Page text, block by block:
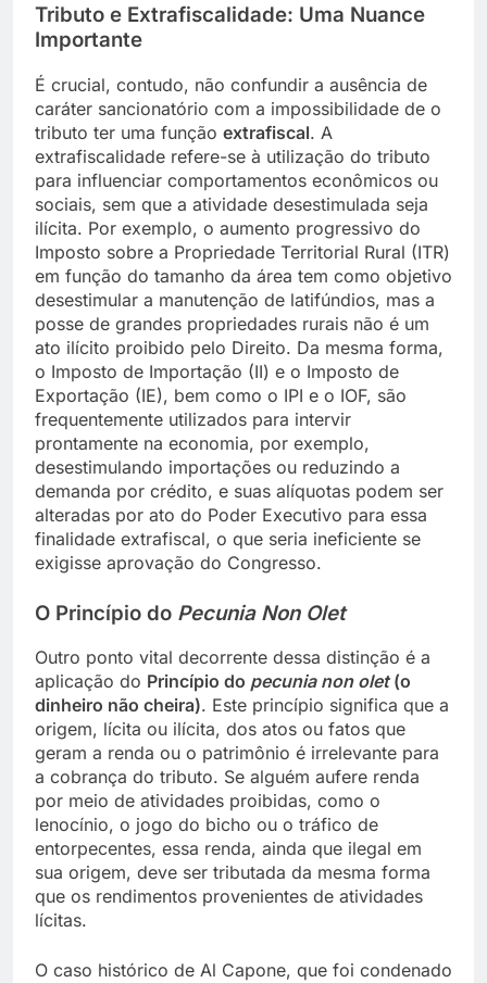
Tributo e Extrafiscalidade: Uma Nuance
Importante
É crucial, contudo, não confundir a ausência de
caráter sancionatório com a impossibilidade de o
tributo ter uma função extrafiscal. A
extrafiscalidade refere-se à utilização do tributo
para influenciar comportamentos econômicos ou
sociais, sem que a atividade desestimulada seja
ilícita. Por exemplo, o aumento progressivo do
Imposto sobre a Propriedade Territorial Rural (ITR)
em função do tamanho da área tem como objetivo
desestimular a manutenção de latifúndios, mas a
posse de grandes propriedades rurais não é um
ato ilícito proibido pelo Direito. Da mesma forma,
o Imposto de Importação (II) e o Imposto de
Exportação (IE), bem como o IPI e o IOF, são
frequentemente utilizados para intervir
prontamente na economia, por exemplo,
desestimulando importações ou reduzindo a
demanda por crédito, e suas alíquotas podem ser
alteradas por ato do Poder Executivo para essa
finalidade extrafiscal, o que seria ineficiente se
exigisse aprovação do Congresso.
O Princípio do Pecunia Non Olet
Outro ponto vital decorrente dessa distinção é a
aplicação do Princípio do pecunia non olet(o
dinheiro não cheira). Este princípio significa que a
origem, lícita ou ilícita, dos atos ou fatos que
geram a renda ou o patrimônio é irrelevante para
a cobrança do tributo. Se alguém aufere renda
por meio de atividades proibidas, como o
lenocínio, o jogo do bicho ou o tráfico de
entorpecentes, essa renda, ainda que ilegal em
sua origem, deve ser tributada da mesma forma
que os rendimentos provenientes de atividades
lícitas.
O caso histórico de Al Capone, que foi condenado